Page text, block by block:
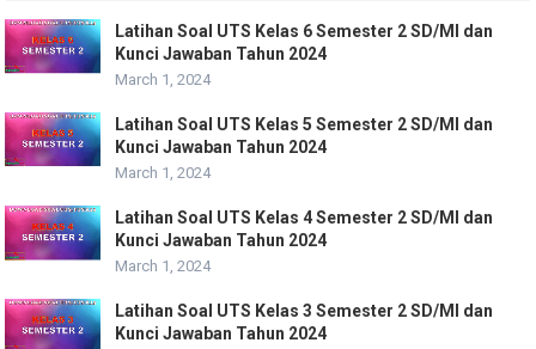
Latihan Soal UTS Kelas 6 Semester 2 SD/MI dan
Kunci Jawaban Tahun 2024
March 1, 2024
Latihan Soal UTS Kelas 5 Semester 2 SD/MI dan
Kunci Jawaban Tahun 2024
March 1, 2024
Latihan Soal UTS Kelas 4 Semester 2 SD/MI dan
Kunci Jawaban Tahun 2024
March 1, 2024
Latihan Soal UTS Kelas 3 Semester 2 SD/MI dan
Kunci Jawaban Tahun 2024